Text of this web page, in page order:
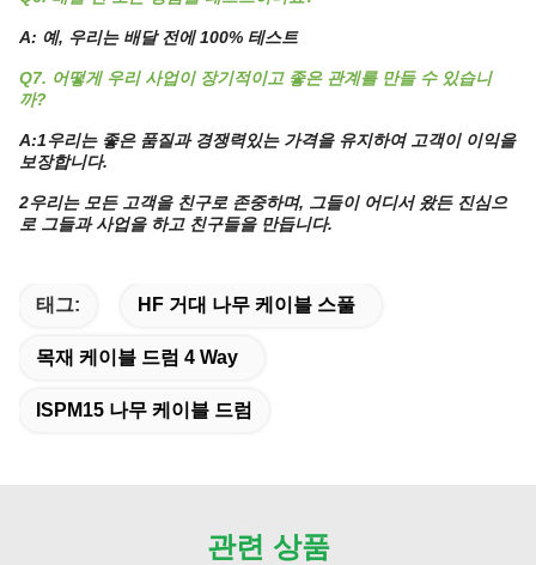
A: 예, 우리는 배달 전에 100% 테스트
Q7. 어떻게 우리 사업이 장기적이고 좋은 관계를 만들 수 있습니
까?
A:1우리는 좋은 품질과 경쟁력있는 가격을 유지하여 고객이 이익을
보장합니다.
2우리는 모든 고객을 친구로 존중하며, 그들이 어디서 왔든 진심으
로 그들과 사업을 하고 친구들을 만듭니다.
태그: HF 거대 나무 케이블 스풀
목재 케이블 드럼 4 Way
ISPM15 나무 케이블 드럼
관련 상품